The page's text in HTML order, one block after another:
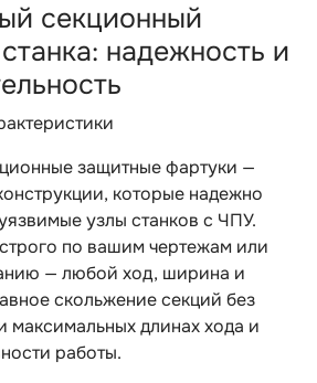
секционный
надежность и
защитные фартуки —
которые надежно
узлы станков с ЧПУ.
по вашим чертежам или
— любой ход, ширина и
скольжение секций без
максимальных длинах хода и
работы.